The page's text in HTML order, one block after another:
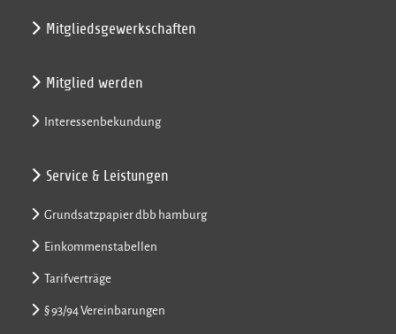
Mitgliedsgewerkschaften
Mitglied werden
Interessenbekundung
Service & Leistungen
Grundsatzpapier dbb hamburg
Einkommenstabellen
Tarifverträge
§ 93/94 Vereinbarungen